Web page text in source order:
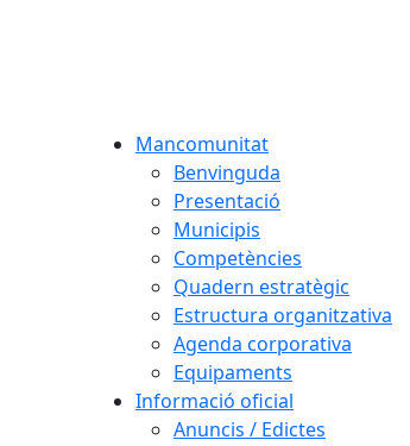
Mancomunitat
Benvinguda
Presentació
Municipis
Competències
Quadern estratègic
Estructura organitzativa
Agenda corporativa
Equipaments
Informació oficial
Anuncis / Edictes